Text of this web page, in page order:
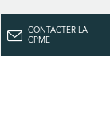
CONTACTER LA
CPME